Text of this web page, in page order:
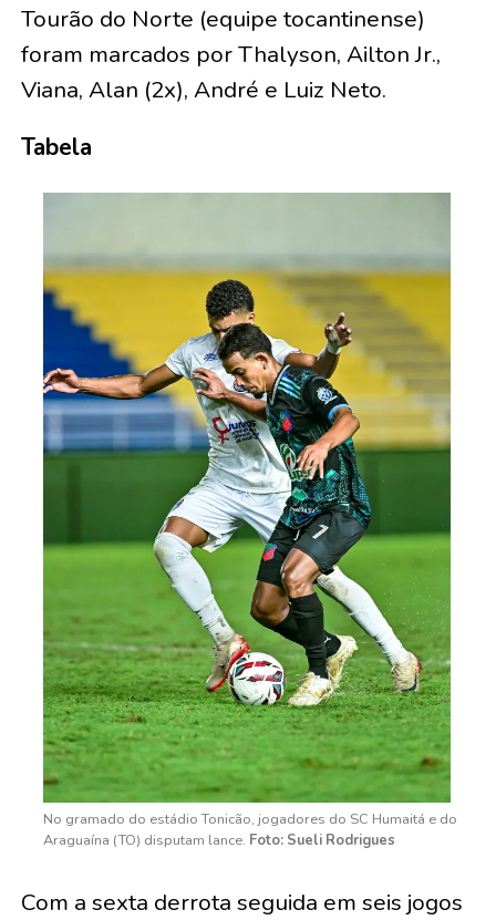
Tourão do Norte (equipe tocantinense)
foram marcados por Thalyson, Ailton Jr.,
Viana, Alan (2x), André e Luiz Neto.
Tabela
No gramado do estádio Tonicão, jogadores do SC Humaitá e do
Araguaína (TO) disputam lance. Foto: Sueli Rodrigues
Com a sexta derrota seguida em seis jogos